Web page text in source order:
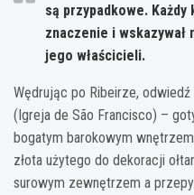
są przypadkowe.
znaczenie i wskazywał
jego właścicieli.
Wędrując po Ribeirze, odwiedź
(Igreja de São Francisco) –
bogatym barokowym
złota użytego do dekoracji
surowym zewnętrzem a